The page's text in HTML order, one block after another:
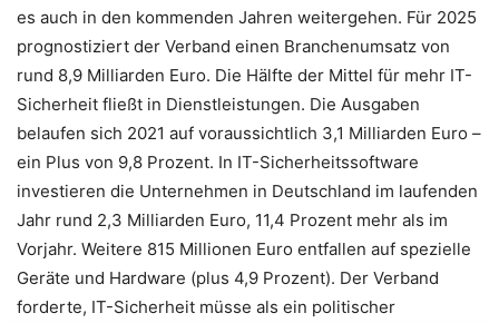
es auch in den kommenden Jahren weitergehen. Für 2025
prognostiziert der Verband einen Branchenumsatz von
rund 8,9 Milliarden Euro. Die Hälfte der Mittel für mehr IT-
Sicherheit fließt in Dienstleistungen. Die Ausgaben
belaufen sich 2021 auf voraussichtlich 3,1 Milliarden Euro –
ein Plus von 9,8 Prozent. In IT-Sicherheitssoftware
investieren die Unternehmen in Deutschland im laufenden
Jahr rund 2,3 Milliarden Euro, 11,4 Prozent mehr als im
Vorjahr. Weitere 815 Millionen Euro entfallen auf spezielle
Geräte und Hardware (plus 4,9 Prozent). Der Verband
forderte, IT-Sicherheit müsse als ein politischer